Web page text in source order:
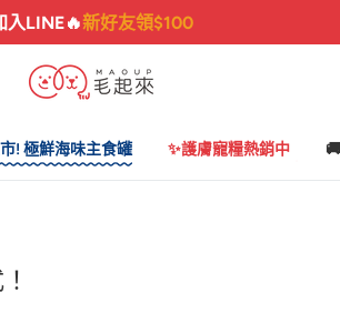
入LINE🔥新好友領$100
! 極鮮海味主食罐 ✨護膚寵糧熱銷中